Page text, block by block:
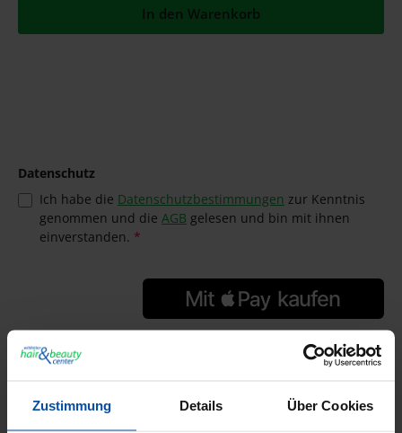
Zustimmung Details Über Cookies
In den Warenkorb
Datenschutz
Ich habe die Datenschutzbestimmungen zur Kenntnis
genommen und die AGB gelesen und bin mit ihnen
einverstanden. *
GTIN/EAN:
4305162260047
Rondo
Herstellernummer: